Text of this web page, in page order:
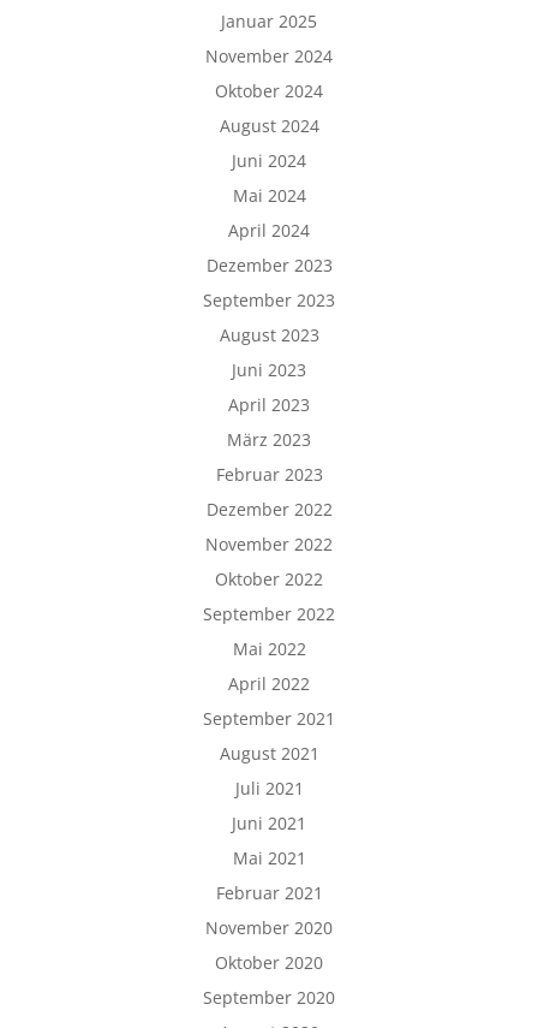
Januar 2025
November 2024
Oktober 2024
August 2024
Juni 2024
Mai 2024
April 2024
Dezember 2023
September 2023
August 2023
Juni 2023
April 2023
März 2023
Februar 2023
Dezember 2022
November 2022
Oktober 2022
September 2022
Mai 2022
April 2022
September 2021
August 2021
Juli 2021
Juni 2021
Mai 2021
Februar 2021
November 2020
Oktober 2020
September 2020